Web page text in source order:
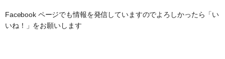
Facebook ページでも情報を発信していますのでよろしかったら「い
いね！」をお願いします